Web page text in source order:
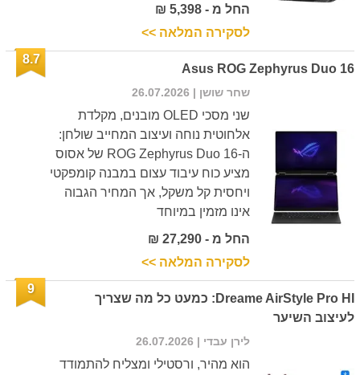
החל מ - 5,398 ₪
לסקירה המלאה >>
Asus ROG Zephyrus Duo 16
8.7
שחר שושן | 26.07.2026
שני מסכי OLED מובנים, מקלדת
אלחוטית נוחה ועיצוב המחייב שולחן:
ה-ROG Zephyrus Duo 16 של אסוס
מציע כוח עיבוד עצום במבנה קומפקטי
ויחסית קל משקל, אך המחיר הגבוה
אינו מזמין במיוחד
החל מ - 27,290 ₪
לסקירה המלאה >>
Dreame AirStyle Pro HI: כמעט כל מה שצריך
לעיצוב השיער
9
לירן עבדי | 26.07.2026
הוא מהיר, ורסטילי ומצליח להתמודד